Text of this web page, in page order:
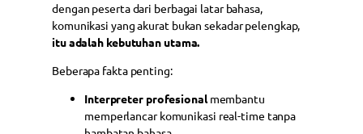
dengan peserta dari berbagai latar bahasa,
komunikasi yang akurat bukan sekadar pelengkap,
itu adalah kebutuhan utama.
Beberapa fakta penting:
Interpreter profesionalmembantu
memperlancar komunikasi real-time tanpa